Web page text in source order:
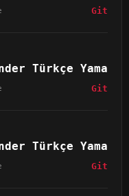
Git
Türkçe Yama
Git
Türkçe Yama
Git